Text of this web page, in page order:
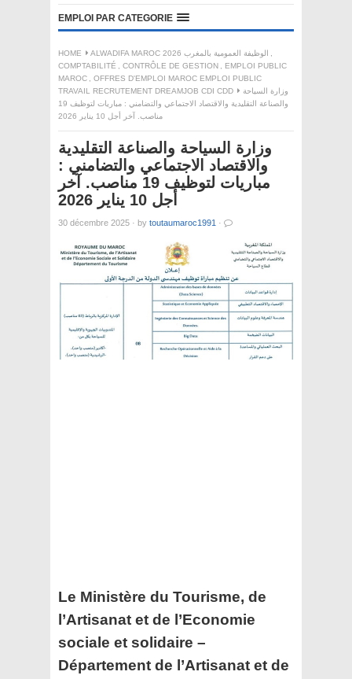
EMPLOI PAR CATEGORIE
HOME ALWADIFA MAROC 2026 الوظيفة العمومية بالمغرب
,
COMPTABILITÉ , CONTRÔLE DE GESTION , EMPLOI PUBLIC
MAROC , OFFRES D'EMPLOI MAROC EMPLOI PUBLIC
TRAVAIL RECRUTEMENT DREAMJOB CDI CDD
وزارة السياحة
والصناعة التقليدية والاقتصاد الاجتماعي والتضامني : مباريات لتوظيف 19
مناصب. آخر أجل 10 يناير 2026
وزارة السياحة والصناعة التقليدية
والاقتصاد الاجتماعي والتضامني :
مباريات لتوظيف 19 مناصب. آخر
أجل 10 يناير 2026
30 décembre 2025 · by toutaumaroc1991 ·
Le Ministère du Tourisme, de
l’Artisanat et de l’Economie
sociale et solidaire –
Département de l’Artisanat et de